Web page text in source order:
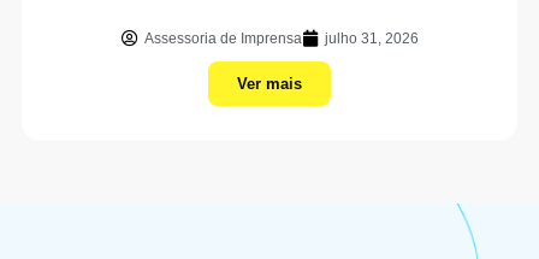
Assessoria de Imprensa julho 31, 2026
Ver mais